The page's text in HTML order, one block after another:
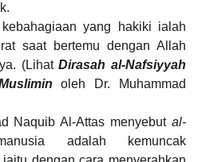
yang hakiki ialah
saat bertemu dengan Allah
(LihatDirasah al-Nafsiyyah
oleh Dr. Muhammad
Naquib Al-Attas menyebut al-
adalah kemuncak